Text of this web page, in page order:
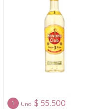
1 Und $ 55.500